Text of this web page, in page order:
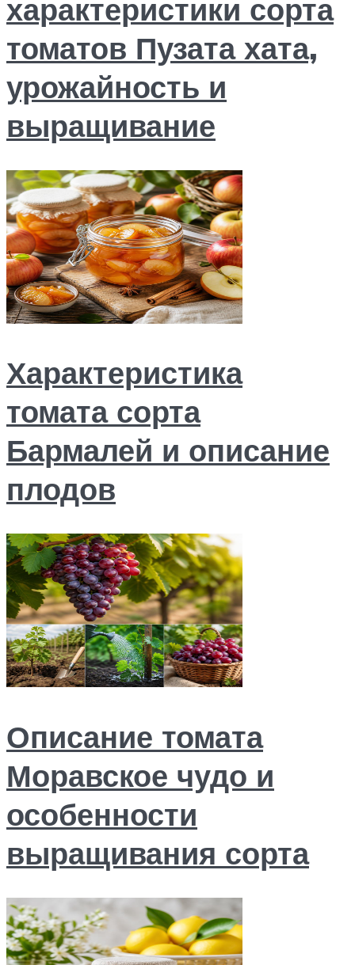
характеристики сорта
томатов Пузата хата,
урожайность и
выращивание
Характеристика
томата сорта
Бармалей и описание
плодов
Описание томата
Моравское чудо и
особенности
выращивания сорта